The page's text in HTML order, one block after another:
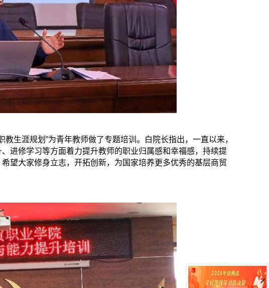
生涯规划”为青年教师做了专题培训。白院长指出，一直以来，
进修学习等方面着力提升教师的职业归属感和幸福感，持续提
望大家修身立志，开拓创新，为国家培养更多优秀的基层商贸